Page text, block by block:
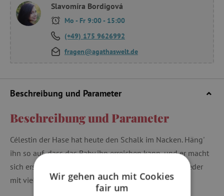
Slavomíra Bordigová
Mo - Fr 9:00 - 15:00
(+49) 175 9626992
fragen@agathaswelt.de
Beschreibung und Parameter
Beschreibung und Parameter
Célestin der Hase hat heute den Schalk im Nacken. Häng'
ihn so auf, dass das Baby ihn erreichen kann, und er macht
sich erst gaaanz lang und zieht sich dann schnell wieder
mit viel Gebimmel zusammen!
Wir gehen auch mit Cookies
fair um